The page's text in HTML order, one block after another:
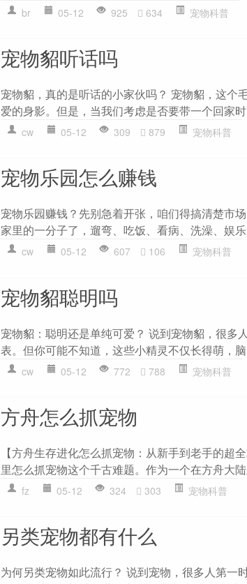
br 05-12 925 634 宠物科普
宠物貂听话吗
宠物貂，真的是听话的小家伙吗？ 宠物貂，这个
爱的身影。但是，当我们考虑是否要带一个回家
cw 05-12 309 879 宠物科普
宠物乐园怎么赚钱
宠物乐园赚钱？先别急着开张，咱们得搞清楚市
家里的一分子了，遛弯、吃饭、看病、洗澡、娱
cw 05-12 607 106 宠物科普
宠物貂聪明吗
宠物貂：聪明还是单纯可爱？ 说到宠物貂，很多
表。但你可能不知道，这些小精灵不仅长得萌，
cw 05-12 772 788 宠物科普
方舟怎么抓宠物
【方舟生存进化怎么抓宠物：从新手到老手的超
里怎么抓宠物这个千古难题。作为一个在方舟大
fz 05-12 324 303 宠物科普
另类宠物都有什么
为何另类宠物如此流行？ 说到宠物，很多人第一